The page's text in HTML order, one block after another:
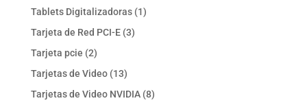
producto
Tablets Digitalizadoras 11
Tarjeta de Red PCI-E 33
Tarjeta pcie 22
productos
Tarjetas de Video 1313
productos
Tarjetas de Video NVIDIA 88